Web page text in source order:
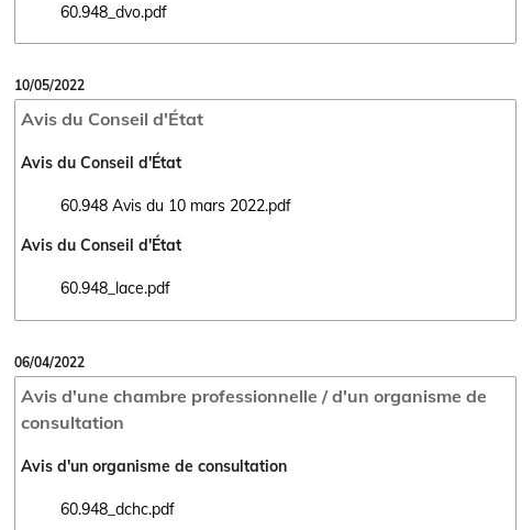
60.948_dvo.pdf
Ouvrir le document 60.948_dvo.pdf dans un nouvel onglet
10/05/2022
Avis du Conseil d'État
Avis du Conseil d'État
60.948 Avis du 10 mars 2022.pdf
Ouvrir le document 60.948 Avis du 10 mars 2022.pdf dans un nouvel
Avis du Conseil d'État
60.948_lace.pdf
Ouvrir le document 60.948_lace.pdf dans un nouvel onglet
06/04/2022
Avis d'une chambre professionnelle / d'un organisme de
consultation
Avis d'un organisme de consultation
60.948_dchc.pdf
Ouvrir le document 60.948_dchc.pdf dans un nouvel onglet